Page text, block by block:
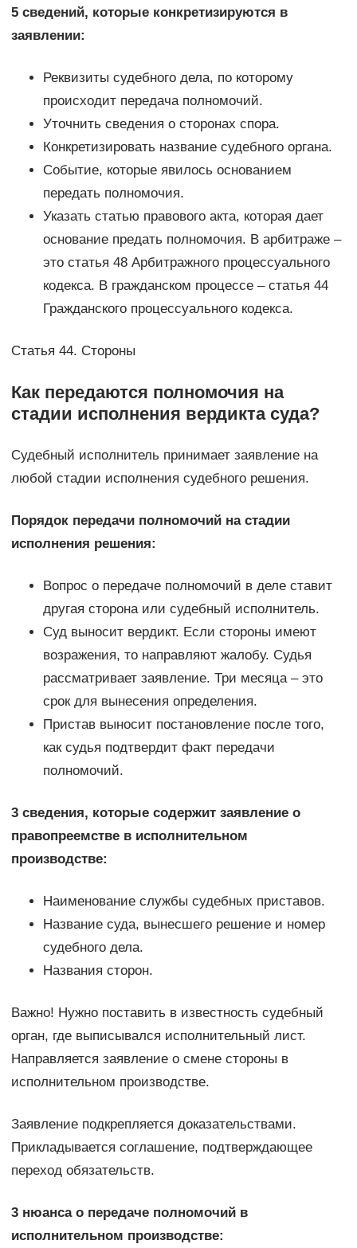
5 сведений, которые конкретизируются в
заявлении:
Реквизиты судебного дела, по которому
происходит передача полномочий.
Уточнить сведения о сторонах спора.
Конкретизировать название судебного органа.
Событие, которые явилось основанием
передать полномочия.
Указать статью правового акта, которая дает
основание предать полномочия. В арбитраже –
это статья 48 Арбитражного процессуального
кодекса. В гражданском процессе – статья 44
Гражданского процессуального кодекса.
Статья 44. Стороны
Как передаются полномочия на
стадии исполнения вердикта суда?
Судебный исполнитель принимает заявление на
любой стадии исполнения судебного решения.
Порядок передачи полномочий на стадии
исполнения решения:
Вопрос о передаче полномочий в деле ставит
другая сторона или судебный исполнитель.
Суд выносит вердикт. Если стороны имеют
возражения, то направляют жалобу. Судья
рассматривает заявление. Три месяца – это
срок для вынесения определения.
Пристав выносит постановление после того,
как судья подтвердит факт передачи
полномочий.
3 сведения, которые содержит заявление о
правопреемстве в исполнительном
производстве:
Наименование службы судебных приставов.
Название суда, вынесшего решение и номер
судебного дела.
Названия сторон.
Важно! Нужно поставить в известность судебный
орган, где выписывался исполнительный лист.
Направляется заявление о смене стороны в
исполнительном производстве.
Заявление подкрепляется доказательствами.
Прикладывается соглашение, подтверждающее
переход обязательств.
3 нюанса о передаче полномочий в
исполнительном производстве: